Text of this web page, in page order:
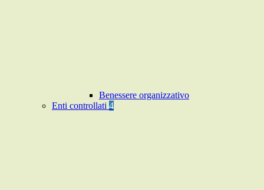
Benessere organizzativo
Enti controllati 4